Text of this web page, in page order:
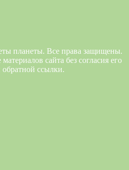
планеты. Все права защищены.
сайта без согласия его
обратной ссылки.